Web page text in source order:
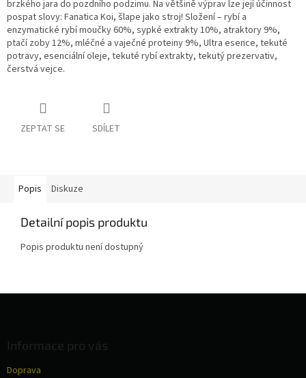
brzkého jara do pozdního podzimu. Na většině výprav lze její účinnost
pospat slovy: Fanatica Koi, šlape jako stroj! Složení – rybí a
enzymatické rybí moučky 60%, sypké extrakty 10%, atraktory 9%,
ptačí zoby 12%, mléčné a vaječné proteiny 9%, Ultra esence, tekuté
potravy, esenciální oleje, tekuté rybí extrakty, tekutý prezervativ,
čerstvá vejce.
ZEPTAT SE SDÍLET
Popis Diskuze
Detailní popis produktu
Popis produktu není dostupný
Informace pro vás
Doprava